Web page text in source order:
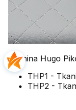
Tkanina Hugo
THP1 -
THP2 -